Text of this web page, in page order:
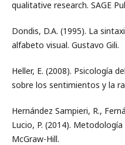
qualitative research. SAGE
Dondis, D.A. (1995). La
alfabeto visual. Gustavo Gili.
Heller, E. (2008). Psicología
sobre los sentimientos y la
Hernández Sampieri, R.,
Lucio, P. (2014).
McGraw-Hill.